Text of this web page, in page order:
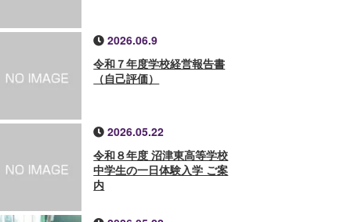
2026.06.9
令和７年度学校経営報告書
（自己評価）
2026.05.22
令和８年度 沼津東高等学校
中学生の一日体験入学 ご案
内